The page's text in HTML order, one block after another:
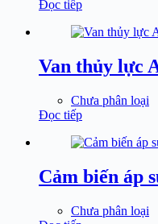
Đọc tiếp
Van thủy lực
Chưa phân loại
Đọc tiếp
Cảm biến áp
Chưa phân loại